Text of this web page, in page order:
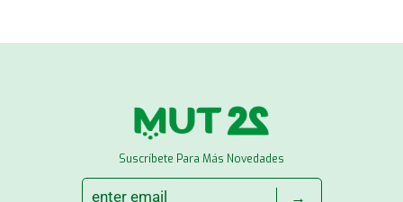
Suscríbete Para Más Novedades